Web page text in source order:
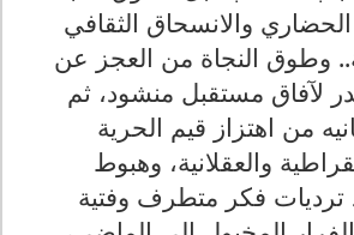
والانسحاق الثقافي
وطوق النجاة من العجز عن
لآفاق مستقبل منشود، ثم
من اهتزاز قيم الحرية
والعقلانية، وهبوط
فكر متطرف وفتية